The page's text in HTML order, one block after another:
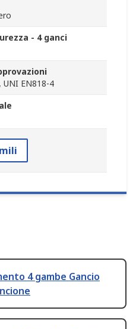
- 4 ganci
UNI EN818-4
4 gambe Gancio